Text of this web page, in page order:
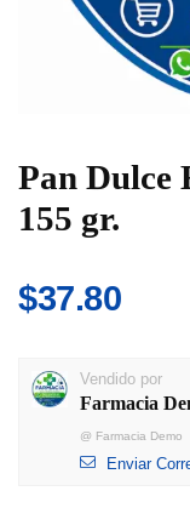
Pan Dulce
155 gr.
$37.80
Vendido por
Farmacia
@ Farmacia Demo
Enviar